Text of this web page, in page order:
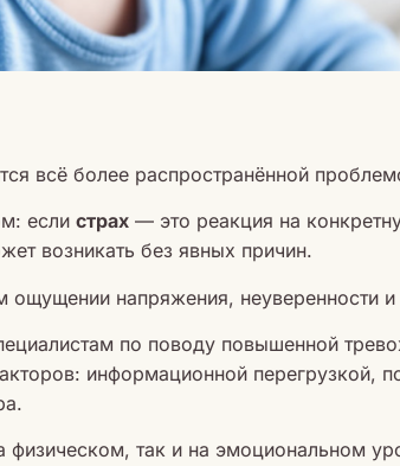
всё более распространённой
еслистрах — это реакция на
возникать без явных причин.
ощущении напряжения, неуверенности
по поводу повышенной
информационной перегрузкой,
физическом, так и на эмоциональном